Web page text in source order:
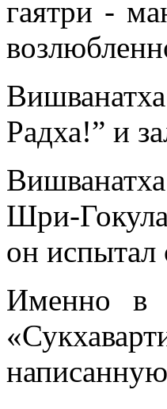
гаятри -
Радха!” и
Шри-
он испытал
Именно в